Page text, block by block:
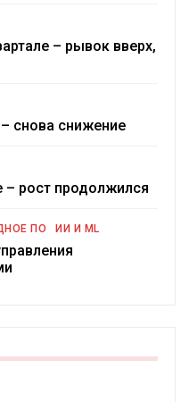
– рывок вверх,
снова снижение
– рост продолжился
ПО ИИ И ML